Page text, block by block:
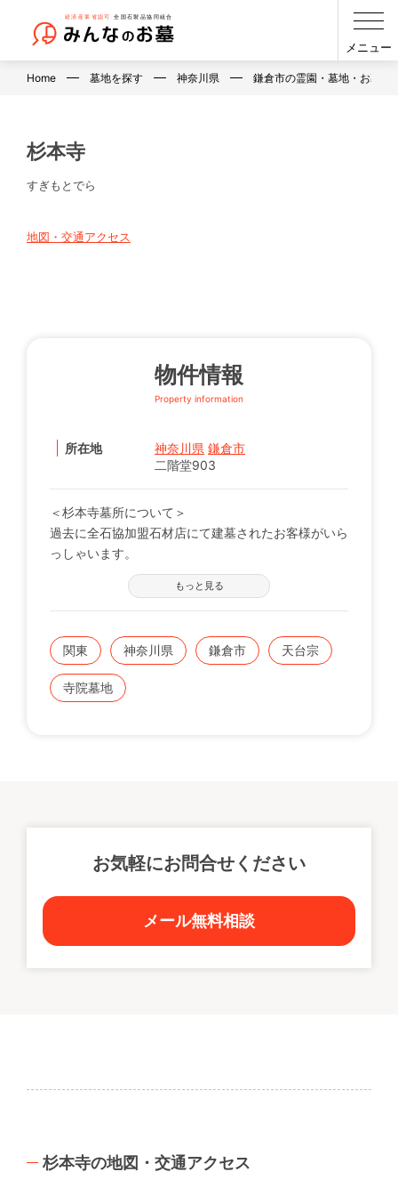
メニュー
Home 墓地を探す 神奈川県 鎌倉市の霊園・墓地・お墓
杉本寺
すぎもとでら
地図・交通アクセス
物件情報
Property information
所在地 神奈川県 鎌倉市
二階堂903
＜杉本寺墓所について＞
過去に全石協加盟石材店にて建墓されたお客様がいら
っしゃいます。
※現在、空き区画はありません。
もっと見る
関東 神奈川県 鎌倉市 天台宗
寺院墓地
お気軽にお問合せください
メール無料相談
杉本寺の地図・交通アクセス